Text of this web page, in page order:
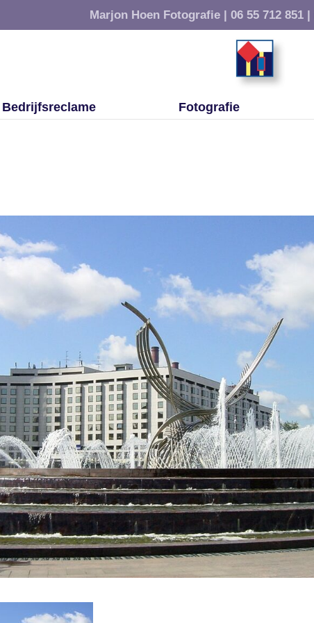
Marjon Hoen Fotografie | 06 55 712 851 |
Bedrijfsreclame Fotografie